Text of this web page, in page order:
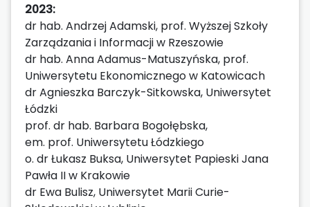
2023:
dr hab. Andrzej Adamski, prof. Wyższej Szkoły
Zarządzania i Informacji w Rzeszowie
dr hab. Anna Adamus-Matuszyńska, prof.
Uniwersytetu Ekonomicznego w Katowicach
dr Agnieszka Barczyk-Sitkowska, Uniwersytet
Łódzki
prof. dr hab. Barbara Bogołębska,
em. prof. Uniwersytetu Łódzkiego
o. dr Łukasz Buksa, Uniwersytet Papieski Jana
Pawła II w Krakowie
dr Ewa Bulisz, Uniwersytet Marii Curie-